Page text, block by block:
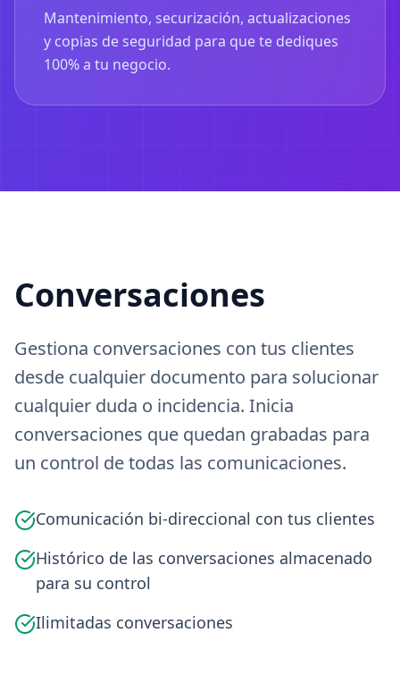
Mantenimiento, securización, actualizaciones
y copias de seguridad para que te dediques
100% a tu negocio.
Conversaciones
Gestiona conversaciones con tus clientes
desde cualquier documento para solucionar
cualquier duda o incidencia. Inicia
conversaciones que quedan grabadas para
un control de todas las comunicaciones.
Comunicación bi-direccional con tus clientes
Histórico de las conversaciones almacenado
para su control
Ilimitadas conversaciones